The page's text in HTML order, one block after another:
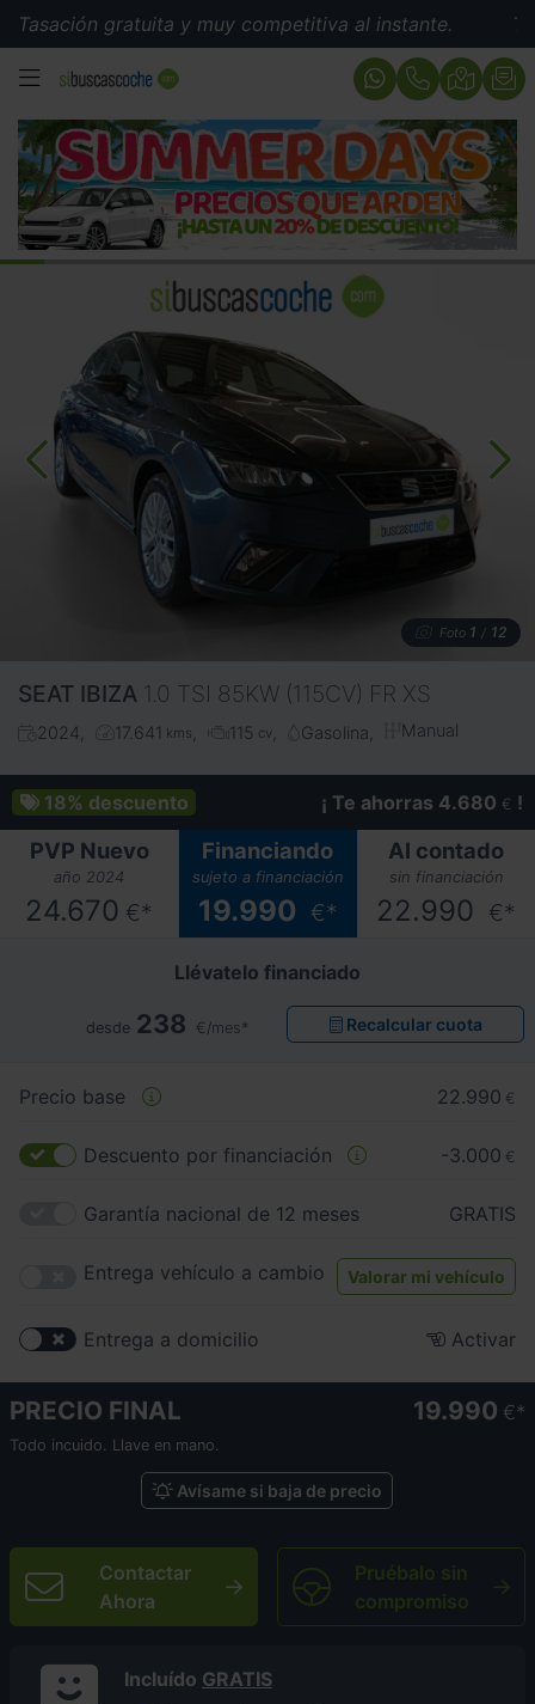
gratuita y muy competitiva al instante. Tasación
MENÚ
Foto 1 / 12
SEAT IBIZA 1.0 TSI 85KW (115CV) FR XS
2024 17.641 kms 115 cv Gasolina Manual
18% descuento ¡ Te ahorras 4.680 € !
PVP Nuevo
año 2024
24.670 €*
Financiando
sujeto a financiación
19.990 €*
Al contado
sin financiación
22.990 €*
Llévatelo financiado
desde 238 €/mes* Recalcular cuota
Precio base 22.990 €
Descuento por financiación -3.000 €
Garantía nacional de 12 meses GRATIS
Entrega vehículo a cambio Valorar mi vehículo
Entrega a domicilio Activar
PRECIO FINAL 19.990 €
Todo incuido. Llave en mano.
Avísame si baja de precio
Contactar
Ahora
Pruébalo sin
compromiso
Incluído GRATIS